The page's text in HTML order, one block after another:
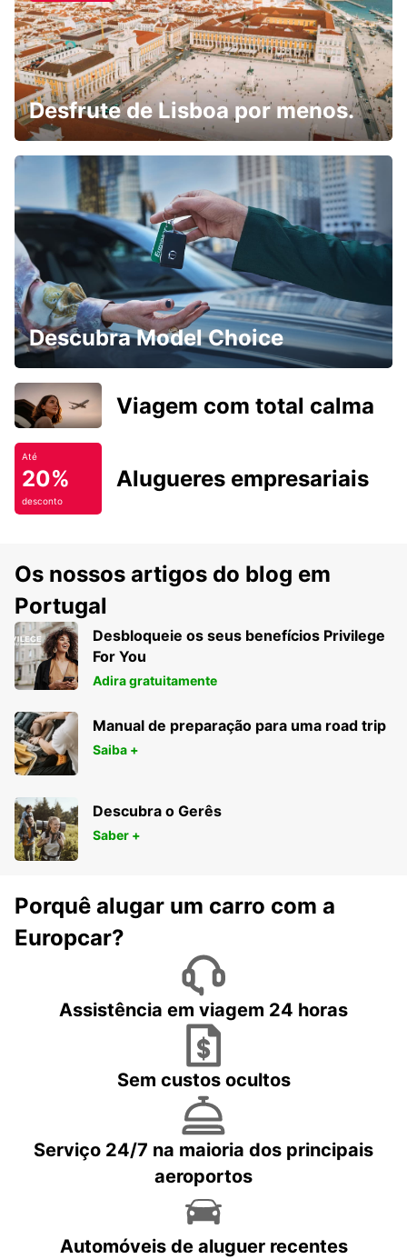
Desfrute de Lisboa por menos.
Descubra Model Choice
Viagem com total calma
Até
20%
desconto
Alugueres empresariais
Os nossos artigos do blog em
Portugal
Desbloqueie os seus benefícios Privilege
For You
Adira gratuitamente
Manual de preparação para uma road trip
Saiba +
Descubra o Gerês
Saber +
Porquê alugar um carro com a
Europcar?
Assistência em viagem 24 horas
Sem custos ocultos
Serviço 24/7 na maioria dos principais
aeroportos
Automóveis de aluguer recentes